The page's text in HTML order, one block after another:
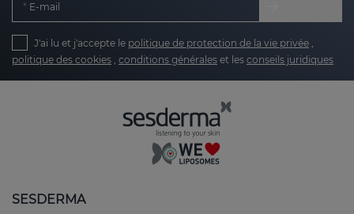
E-mail
J'ai lu et j'accepte le politique de protection de la vie privée
politique des cookies conditions générales et les conseils juridiques
SESDERMA